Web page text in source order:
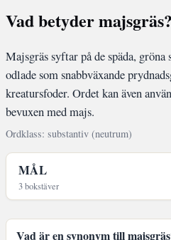
Vad betyder majsgräs?
Majsgräs syftar på de späda,
odlade som snabbväxande
kreatursfoder. Ordet kan även
bevuxen med majs.
Ordklass: substantiv (neutrum)
MÅL
3 bokstäver
Vad är en synonym till